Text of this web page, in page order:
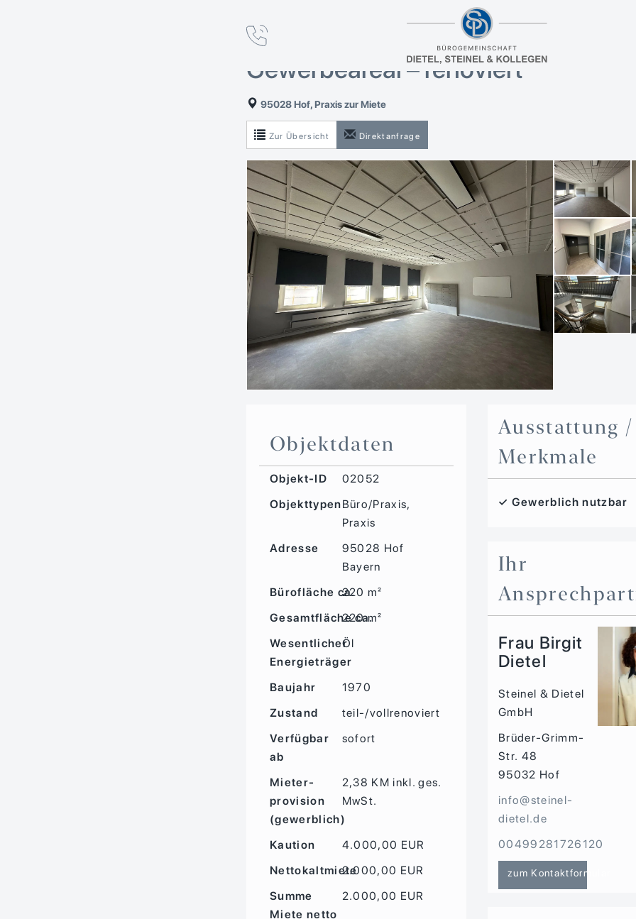
Büroräume / Schulungs-/
in Hof – unweit des Freibades auf
Gewerbeareal – renoviert
95028 Hof, Praxis zur Miete
Zur Übersicht Direktanfrage
Ausstattung /
Merkmale
✓ Gewerblich nutzbar
Ihr
Frau Birgit
Dietel
Steinel & Dietel
GmbH
Brüder-Grimm-
Str. 48
95032 Hof
info@steinel-
dietel.de
00499281726120
zum Kontaktformular
Objektdaten
Objekt-ID
02052
ObjekttypenBüro/Praxis,
Praxis
Adresse
95028 Hof
Bayern
Bürofläche ca.220 m²
Gesamtfläche ca.
220 m²
Wesentlicher
Energieträger
Öl
Baujahr
1970
Zustand
teil-/vollrenoviert
Verfügbar
ab
sofort
Mieter­
provision
(gewerblich)
2,38 KM inkl. ges.
MwSt.
Kaution
4.000,00 EUR
Nettokaltmiete2.000,00 EUR
Summe
Miete netto
2.000,00 EUR